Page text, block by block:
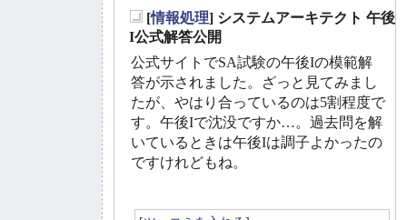
[情報処理] システムアーキテクト 午後
I公式解答公開
公式サイトでSA試験の午後Iの模範解
答が示されました。ざっと見てみまし
たが、やはり合っているのは5割程度で
す。午後Iで沈没ですか…。過去問を解
いているときは午後Iは調子よかったの
ですけれどもね。